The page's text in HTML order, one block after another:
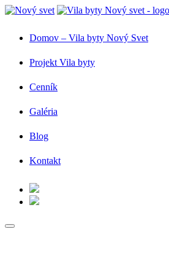
Domov – Vila byty Nový Svet
Projekt Vila byty
Cenník
Galéria
Blog
Kontakt